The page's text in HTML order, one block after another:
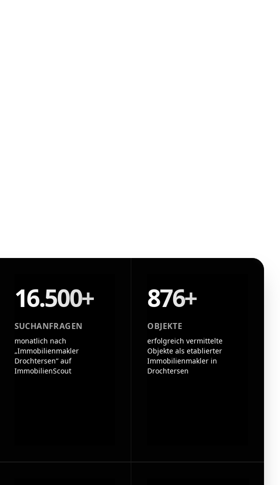
16.500+
SUCHANFRAGEN
monatlich nach
„Immobilienmakler
Drochtersen“ auf
ImmobilienScout
876+
OBJEKTE
erfolgreich vermittelte
Objekte als etablierter
Immobilienmakler in
Drochtersen